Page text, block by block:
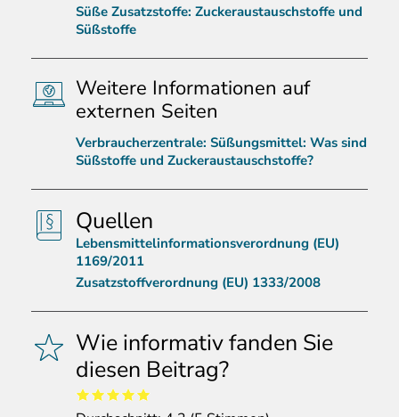
Süße Zusatzstoffe: Zuckeraustauschstoffe und
Süßstoffe
Weitere Informationen auf
externen Seiten
Verbraucherzentrale: Süßungsmittel: Was sind
Süßstoffe und Zuckeraustauschstoffe?
Quellen
Lebensmittelinformationsverordnung (EU)
1169/2011
Zusatzstoffverordnung (EU) 1333/2008
Wie informativ fanden Sie
diesen Beitrag?